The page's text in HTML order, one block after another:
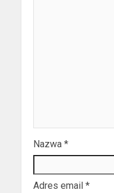
Nazwa *
Adres email *